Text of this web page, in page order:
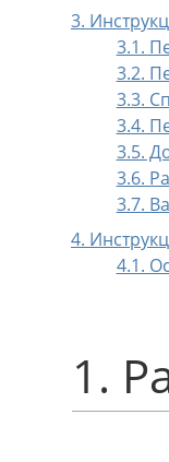
3.
3.1.
3.2.
3.3.
3.4.
3.5.
3.6.
3.7.
4.
4.1.
1.